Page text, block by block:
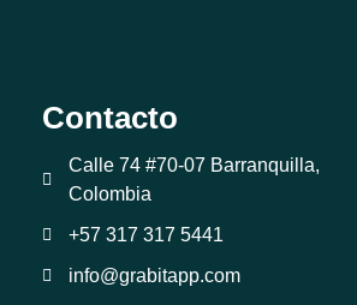
Contacto
Calle 74 #70-07 Barranquilla,
Colombia
+57 317 317 5441
info@grabitapp.com